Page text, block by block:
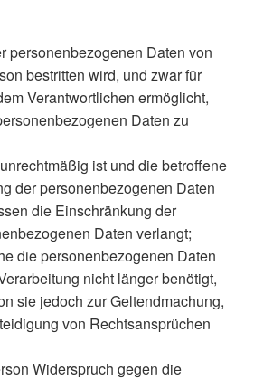
personenbezogenen Daten von
bestritten wird, und zwar für
Verantwortlichen ermöglicht,
Daten zu
ist und die betroffene
der personenbezogenen Daten
die Einschränkung der
Daten verlangt;
die personenbezogenen Daten
nicht länger benötigt,
sie jedoch zur Geltendmachung,
von Rechtsansprüchen
Widerspruch gegen die